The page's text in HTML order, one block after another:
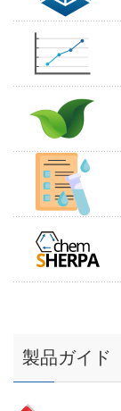
製品ガイド